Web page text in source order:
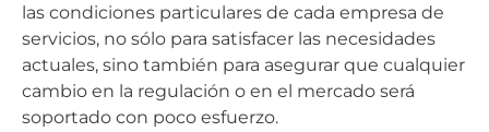
las condiciones particulares de cada empresa de
servicios, no sólo para satisfacer las necesidades
actuales, sino también para asegurar que cualquier
cambio en la regulación o en el mercado será
soportado con poco esfuerzo.